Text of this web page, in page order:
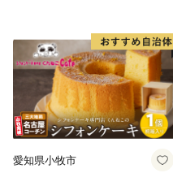
レーション ホールケーキ 日
時指定可
愛知県小牧市